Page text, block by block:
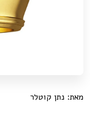
מאת: נתן קוטלר